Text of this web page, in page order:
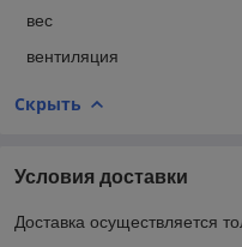
вес
вентиляция
Скрыть
Условия доставки
Доставка осуществляется